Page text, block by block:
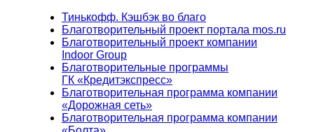
Тинькофф. Кэшбэк во благо
Благотворительный проект портала mos.ru
Благотворительный проект компании
Indoor Group
Благотворительные программы
ГК «Кредитэкспресс»
Благотворительная программа компании
«Дорожная сеть»
Благотворительная программа компании